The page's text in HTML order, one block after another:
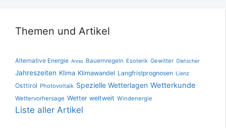
Themen und Artikel
Alternative Energie Anras Bauernregeln Esoterik Gewitter Gletscher
Jahreszeiten Klima Klimawandel Langfristprognosen Lienz
Osttirol Photovoltaik Spezielle Wetterlagen Wetterkunde
Wettervorhersage Wetter weltweit Windenergie
Liste aller Artikel